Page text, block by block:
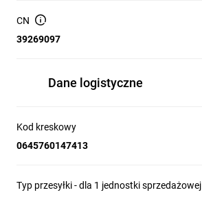
CN
39269097
Dane logistyczne
Kod kreskowy
0645760147413
Typ przesyłki - dla 1 jednostki sprzedażowej